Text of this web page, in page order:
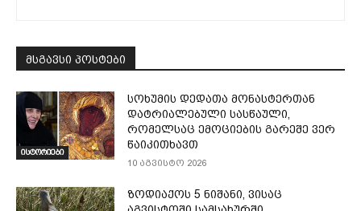
მსგავსი პოსტები
ისტორიები
სოხუმის დედათა მონასტერთან
დატრიალებული სასწაული,
რომელსაც ემოციების გარეშე ვერ
წაიკითხავთ
10 აგვისტო 2026
ზოდიაქოს 5 ნიშანი, ვისაც